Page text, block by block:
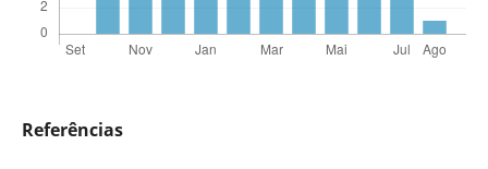
Referências